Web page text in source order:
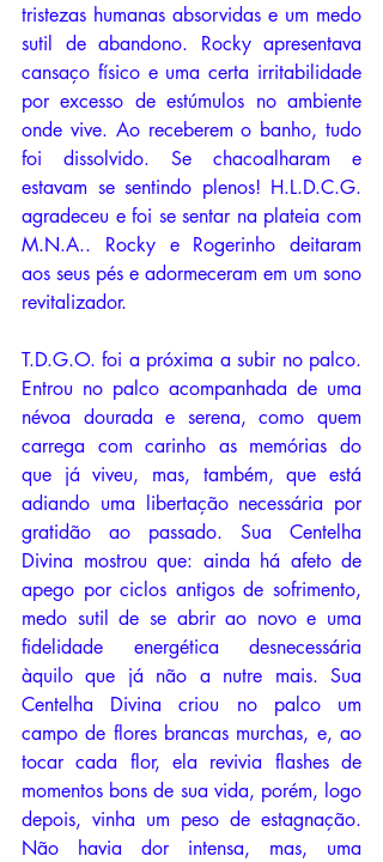
tristezas humanas absorvidas e um medo
sutil de abandono. Rocky apresentava
cansaço físico e uma certa irritabilidade
por excesso de estúmulos no ambiente
onde vive. Ao receberem o banho, tudo
foi dissolvido. Se chacoalharam e
estavam se sentindo plenos! H.L.D.C.G.
agradeceu e foi se sentar na plateia com
M.N.A.. Rocky e Rogerinho deitaram
aos seus pés e adormeceram em um sono
revitalizador.
T.D.G.O. foi a próxima a subir no palco.
Entrou no palco acompanhada de uma
névoa dourada e serena, como quem
carrega com carinho as memórias do
que já viveu, mas, também, que está
adiando uma libertação necessária por
gratidão ao passado. Sua Centelha
Divina mostrou que: ainda há afeto de
apego por ciclos antigos de sofrimento,
medo sutil de se abrir ao novo e uma
fidelidade energética desnecessária
àquilo que já não a nutre mais. Sua
Centelha Divina criou no palco um
campo de flores brancas murchas, e, ao
tocar cada flor, ela revivia flashes de
momentos bons de sua vida, porém, logo
depois, vinha um peso de estagnação.
Não havia dor intensa, mas, uma